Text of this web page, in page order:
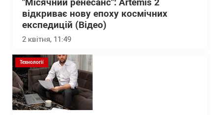
"Місячний ренесанс": Artemis 2
відкриває нову епоху космічних
експедицій (Відео)
2 квітня, 11:49
Технології